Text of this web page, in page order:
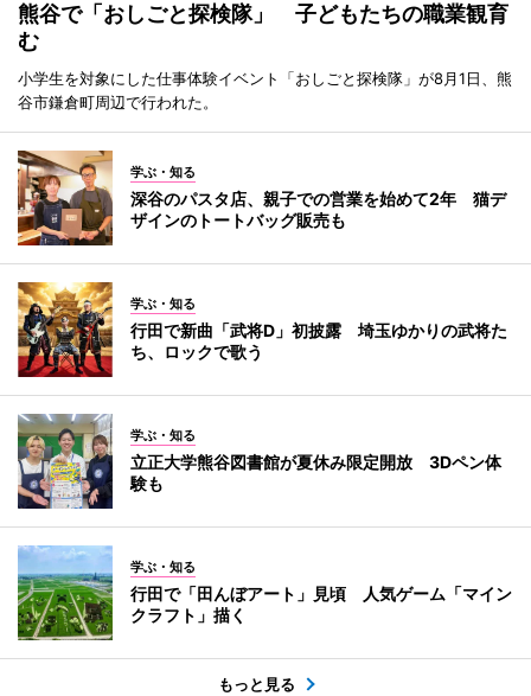
熊谷で「おしごと探検隊」 子どもたちの職業観育
む
小学生を対象にした仕事体験イベント「おしごと探検隊」が8月1日、熊
谷市鎌倉町周辺で行われた。
学ぶ・知る
深谷のパスタ店、親子での営業を始めて2年 猫デ
ザインのトートバッグ販売も
学ぶ・知る
行田で新曲「武将D」初披露 埼玉ゆかりの武将た
ち、ロックで歌う
学ぶ・知る
立正大学熊谷図書館が夏休み限定開放 3Dペン体
験も
学ぶ・知る
行田で「田んぼアート」見頃 人気ゲーム「マイン
クラフト」描く
もっと見る